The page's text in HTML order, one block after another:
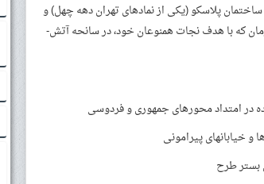
پلاسکو (یکی از نمادهای تهران دهه چهل) و
هم به عنوان یادمان (خاطره) تلاش جمعی آتش­ نشانان قهرمان که با هدف نجات همنوعان خود، در سانحه آتش­
در امتداد محورهای جمهوری و فردوسی
و خیابان­های پیرامونی
بستر طرح